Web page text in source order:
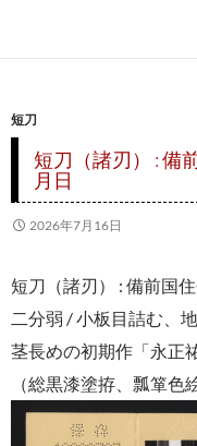
短刀
短刀（諸刃） : 備
月日
2026年7月16日
短刀（諸刃） : 備前国
二分弱 / 小板目詰む、
茎長めの初期作「永正
（総黒漆塗拵、瓢箪色